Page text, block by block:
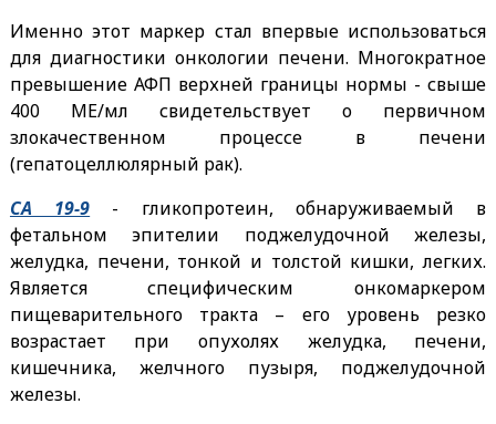
Именно этот маркер стал впервые использоваться
для диагностики онкологии печени. Многократное
превышение АФП верхней границы нормы - свыше
400 МЕ/мл свидетельствует о первичном
злокачественном процессе в печени
(гепатоцеллюлярный рак).
СА 19-9 - гликопротеин, обнаруживаемый в
фетальном эпителии поджелудочной железы,
желудка, печени, тонкой и толстой кишки, легких.
Является специфическим онкомаркером
пищеварительного тракта – его уровень резко
возрастает при опухолях желудка, печени,
кишечника, желчного пузыря, поджелудочной
железы.